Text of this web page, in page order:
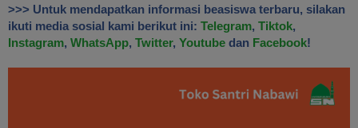
>>> Untuk mendapatkan informasi beasiswa terbaru, silakan
ikuti media sosial kami berikut ini: Telegram, Tiktok,
Instagram, WhatsApp, Twitter, Youtube dan Facebook!